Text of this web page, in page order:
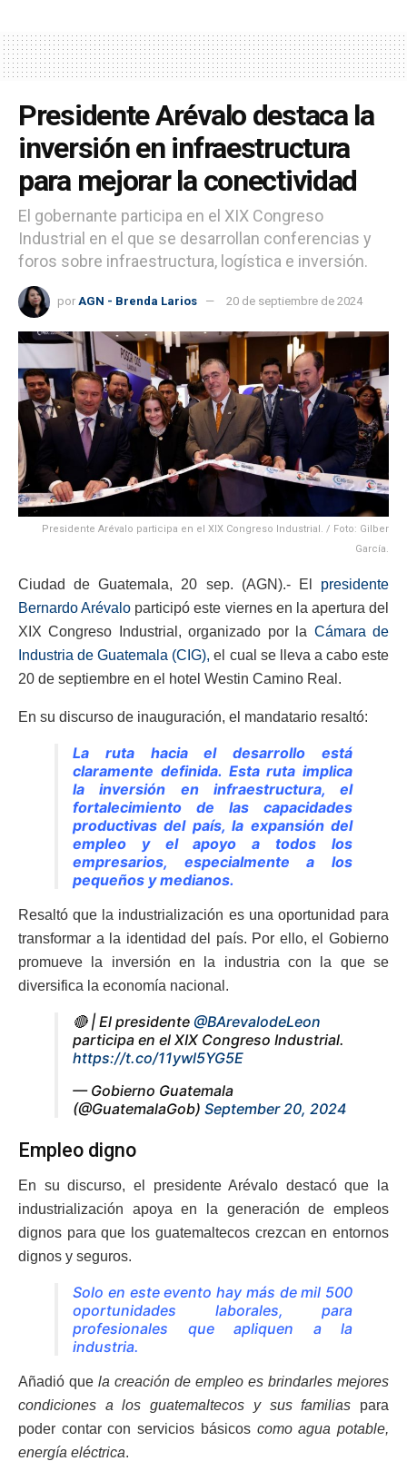
Presidente Arévalo destaca la
inversión en infraestructura
para mejorar la conectividad
El gobernante participa en el XIX Congreso
Industrial en el que se desarrollan conferencias y
foros sobre infraestructura, logística e inversión.
por AGN - Brenda Larios 20 de septiembre de 2024
Presidente Arévalo participa en el XIX Congreso Industrial. / Foto: Gilber
García.
Ciudad de Guatemala, 20 sep. (AGN).- El presidente
Bernardo Arévalo participó este viernes en la apertura del
XIX Congreso Industrial, organizado por la Cámara de
Industria de Guatemala (CIG), el cual se lleva a cabo este
20 de septiembre en el hotel Westin Camino Real.
En su discurso de inauguración, el mandatario resaltó:
La ruta hacia el desarrollo está
claramente definida. Esta ruta implica
la inversión en infraestructura, el
fortalecimiento de las capacidades
productivas del país, la expansión del
empleo y el apoyo a todos los
empresarios, especialmente a los
pequeños y medianos.
Resaltó que la industrialización es una oportunidad para
transformar a la identidad del país. Por ello, el Gobierno
promueve la inversión en la industria con la que se
diversifica la economía nacional.
🔴 | El presidente @BArevalodeLeon
participa en el XIX Congreso Industrial.
https://t.co/11ywl5YG5E
— Gobierno Guatemala
(@GuatemalaGob) September 20, 2024
Empleo digno
En su discurso, el presidente Arévalo destacó que la
industrialización apoya en la generación de empleos
dignos para que los guatemaltecos crezcan en entornos
dignos y seguros.
Solo en este evento hay más de mil 500
oportunidades laborales, para
profesionales que apliquen a la
industria.
Añadió que la creación de empleo es brindarles mejores
condiciones a los guatemaltecos y sus familias para
poder contar con servicios básicos como agua potable,
energía eléctrica.